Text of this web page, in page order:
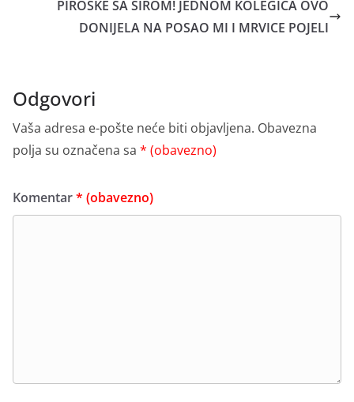
PIROŠKE SA SIROM! JEDNOM KOLEGICA OVO
DONIJELA NA POSAO MI I MRVICE POJELI
Odgovori
Vaša adresa e-pošte neće biti objavljena. Obavezna
polja su označena sa * (obavezno)
Komentar* (obavezno)